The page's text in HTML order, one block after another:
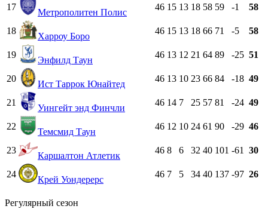
17
Метрополитен Полис
46 15 13 18 58 59 -1 58
18
Харроу Боро
46 15 13 18 66 71 -5 58
19
Энфилд Таун
46 13 12 21 64 89 -25 51
20
Ист Таррок Юнайтед
46 13 10 23 66 84 -18 49
21
Уингейт энд Финчли
46 14 7 25 57 81 -24 49
22
Темсмид Таун
46 12 10 24 61 90 -29 46
23
Каршалтон Атлетик
46 8 6 32 40 101 -61 30
24
Крей Уондерерс
46 7 5 34 40 137 -97 26
Регулярный сезон